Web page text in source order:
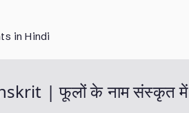
in Hindi
| फूलों के नाम संस्कृत में